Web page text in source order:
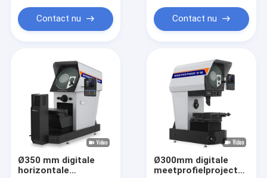
Contact nu Contact nu
Ø350 mm digitale
horizontale
Ø300mm digitale
meetprofielprojector